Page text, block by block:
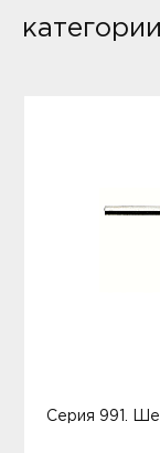
категории
Серия 991.